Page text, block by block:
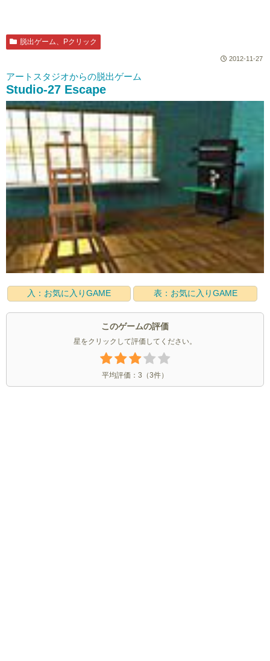
脱出ゲーム、Pクリック
2012-11-27
アートスタジオからの脱出ゲーム
Studio-27 Escape
入：お気に入りGAME 表：お気に入りGAME
このゲームの評価
星をクリックして評価してください。
平均評価： 3 （3件）